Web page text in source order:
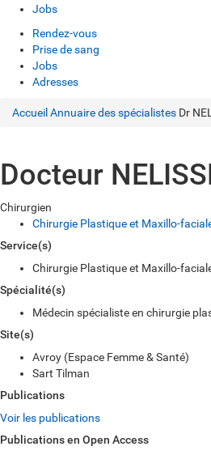
Jobs
Rendez-vous
Prise de sang
Jobs
Adresses
Accueil Annuaire des spécialistes Dr
Docteur
Chirurgien
Chirurgie Plastique et Maxillo-
Service(s)
Chirurgie Plastique et Maxillo-
Spécialité(s)
Médecin spécialiste en chirurgie
Site(s)
Avroy (Espace Femme & Santé)
Sart Tilman
Publications
Voir les publications
Publications en Open Access